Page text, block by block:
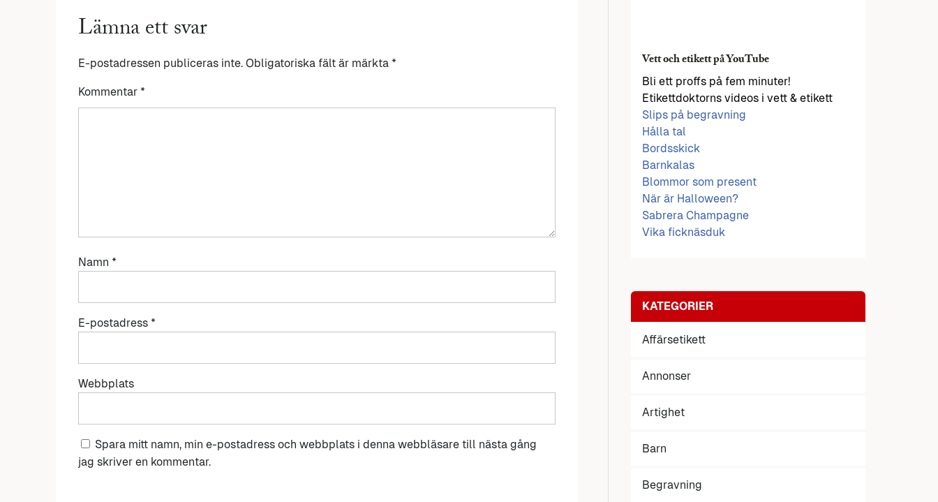
Lämna ett svar
E-postadressen publiceras inte. Obligatoriska fält är märkta *
Kommentar *
Namn *
E-postadress *
Webbplats
Spara mitt namn, min e-postadress och webbplats i denna webbläsare till nästa gång
jag skriver en kommentar.
Vett och etikett på YouTube
Bli ett proffs på fem minuter!
Etikettdoktorns videos i vett & etikett
Slips på begravning
Hålla tal
Bordsskick
Barnkalas
Blommor som present
När är Halloween?
Sabrera Champagne
Vika ficknäsduk
KATEGORIER
Affärsetikett
Annonser
Artighet
Barn
Begravning